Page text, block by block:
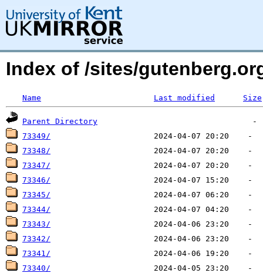
Index of /sites/
Name Last modified Size
Parent Directory
73349/
73348/
73347/
73346/
73345/
73344/
73343/
73342/
73341/
73340/